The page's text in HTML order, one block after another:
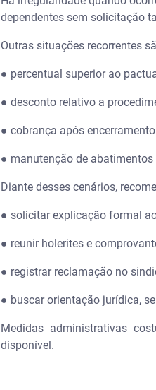
dependentes sem solicitação
Outras situações recorrentes
● percentual superior ao
● desconto relativo a
● cobrança após
● manutenção de abatimentos
Diante desses cenários,
● solicitar explicação formal
● reunir holerites e
● registrar reclamação no
● buscar orientação jurídica,
Medidas administrativas
disponível.